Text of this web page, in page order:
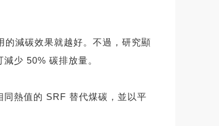
減碳效果就越好。不過，研究顯
少 50% 碳排放量。
熱值的 SRF 替代煤碳，並以平